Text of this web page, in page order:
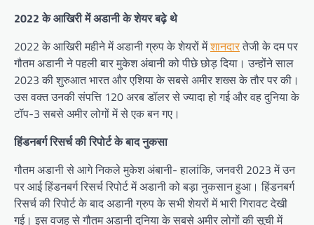
2022 के आखिरी में अडानी के शेयर बढ़े थे
2022 के आखिरी महीने में अडानी ग्रुप के शेयरों मेंशानदारतेजी के दम पर
गौतम अडानी ने पहली बार मुकेश अंबानी को पीछे छोड़ दिया। उन्होंने साल
2023 की शुरुआत भारत और एशिया के सबसे अमीर शख्स के तौर पर की।
उस वक्त उनकी संपत्ति 120 अरब डॉलर से ज्यादा हो गई और वह दुनिया के
टॉप-3 सबसे अमीर लोगों में से एक बन गए।
हिंडनबर्ग रिसर्च की रिपोर्ट के बाद नुकसा
गौतम अडानी से आगे निकले मुकेश अंबानी- हालांकि, जनवरी 2023 में उन
पर आई हिंडनबर्ग रिसर्च रिपोर्ट में अडानी को बड़ा नुकसान हुआ। हिंडनबर्ग
रिसर्च की रिपोर्ट के बाद अडानी ग्रुप के सभी शेयरों में भारी गिरावट देखी
गई। इस वजह से गौतम अडानी दुनिया के सबसे अमीर लोगों की सूची में